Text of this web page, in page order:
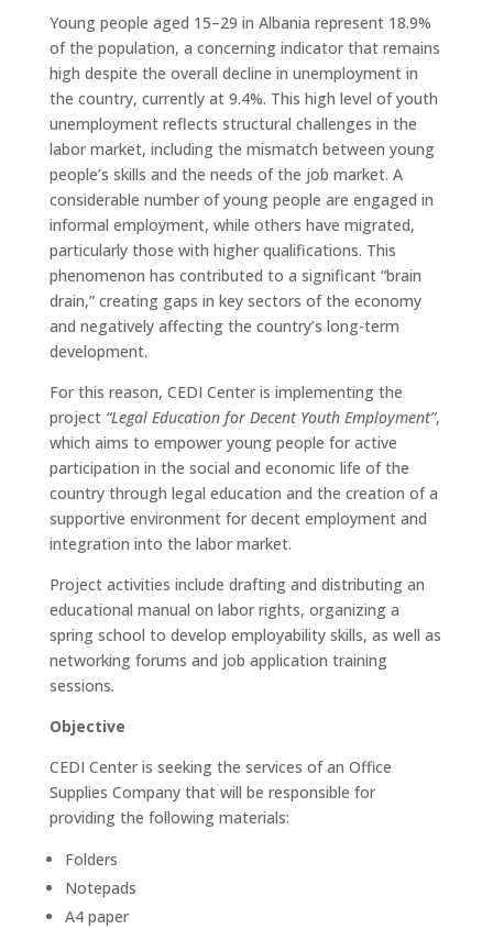
Young people aged 15–29 in Albania represent 18.9%
of the population, a concerning indicator that remains
high despite the overall decline in unemployment in
the country, currently at 9.4%. This high level of youth
unemployment reflects structural challenges in the
labor market, including the mismatch between young
people’s skills and the needs of the job market. A
considerable number of young people are engaged in
informal employment, while others have migrated,
particularly those with higher qualifications. This
phenomenon has contributed to a significant “brain
drain,” creating gaps in key sectors of the economy
and negatively affecting the country’s long-term
development.
For this reason, CEDI Center is implementing the
project “Legal Education for Decent Youth Employment”,
which aims to empower young people for active
participation in the social and economic life of the
country through legal education and the creation of a
supportive environment for decent employment and
integration into the labor market.
Project activities include drafting and distributing an
educational manual on labor rights, organizing a
spring school to develop employability skills, as well as
networking forums and job application training
sessions.
Objective
CEDI Center is seeking the services of an Office
Supplies Company that will be responsible for
providing the following materials:
Folders
Notepads
A4 paper